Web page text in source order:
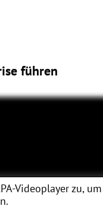
führen
Videoplayerzu,